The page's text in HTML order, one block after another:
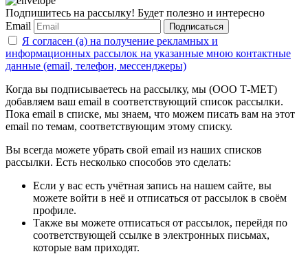
Подпишитесь на рассылку! Будет полезно и интересно
Email
Подписаться
Я согласен (а) на получение рекламных и
информационных рассылок на указанные мною контактные
данные (email, телефон, мессенджеры)
Когда вы подписываетесь на рассылку, мы (ООО Т-МЕТ)
добавляем ваш email в соответствующий список рассылки.
Пока email в списке, мы знаем, что можем писать вам на этот
email по темам, соответствующим этому списку.
Вы всегда можете убрать свой email из наших списков
рассылки. Есть несколько способов это сделать:
Если у вас есть учётная запись на нашем сайте, вы
можете войти в неё и отписаться от рассылок в своём
профиле.
Также вы можете отписаться от рассылок, перейдя по
соответствующей ссылке в электронных письмах,
которые вам приходят.